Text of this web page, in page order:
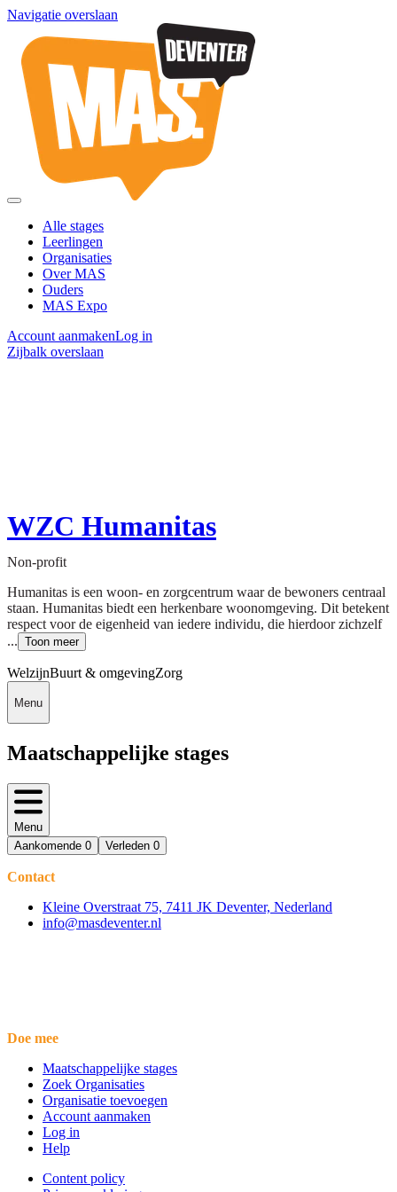
Navigatie overslaan
Alle stages
Leerlingen
Organisaties
Over MAS
Ouders
MAS Expo
Account aanmakenLog in
Zijbalk overslaan
WZC Humanitas
Non-profit
Humanitas is een woon- en zorgcentrum waar de bewoners centraal
staan. Humanitas biedt een herkenbare woonomgeving. Dit betekent
respect voor de eigenheid van iedere individu, die hierdoor zichzelf
... Toon meer
WelzijnBuurt & omgevingZorg
Menu
Maatschappelijke stages
Menu
Aankomende 0 Verleden 0
Contact
Kleine Overstraat 75, 7411 JK Deventer, Nederland
info@masdeventer.nl
Doe mee
Maatschappelijke stages
Zoek Organisaties
Organisatie toevoegen
Account aanmaken
Log in
Help
Content policy